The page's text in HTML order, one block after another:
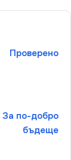
Проверено
За по-добро
бъдеще